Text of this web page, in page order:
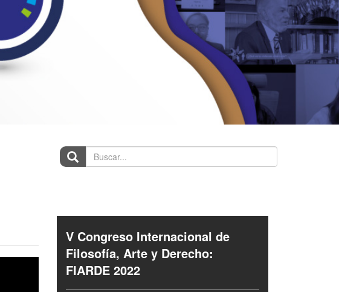
Buscar...
V Congreso Internacional de
Filosofía, Arte y Derecho:
FIARDE 2022